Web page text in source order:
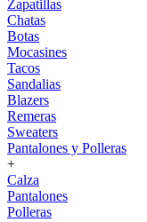
Zapatillas
Chatas
Botas
Mocasines
Tacos
Sandalias
Blazers
Remeras
Sweaters
Pantalones y Polleras
+
Calza
Pantalones
Polleras